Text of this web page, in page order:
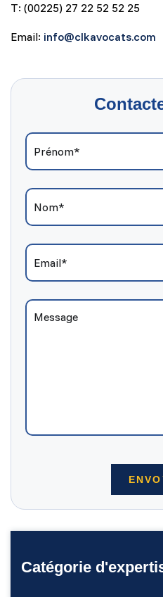
T: (00225) 27 22 52 52 25
Email: info@clkavocats.com
Catégorie